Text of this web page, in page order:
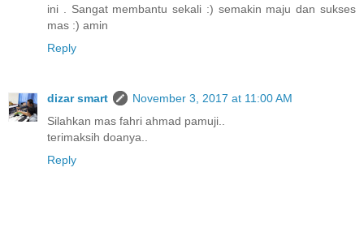
ini . Sangat membantu sekali :) semakin maju dan sukses
mas :) amin
Reply
dizar smart
November 3, 2017 at 11:00 AM
Silahkan mas fahri ahmad pamuji..
terimaksih doanya..
Reply